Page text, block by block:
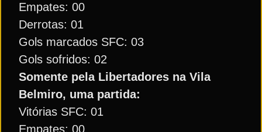
Empates: 00
Derrotas: 01
Gols marcados SFC: 03
Gols sofridos: 02
Somente pela Libertadores na Vila
Belmiro, uma partida:
Vitórias SFC: 01
Empates: 00